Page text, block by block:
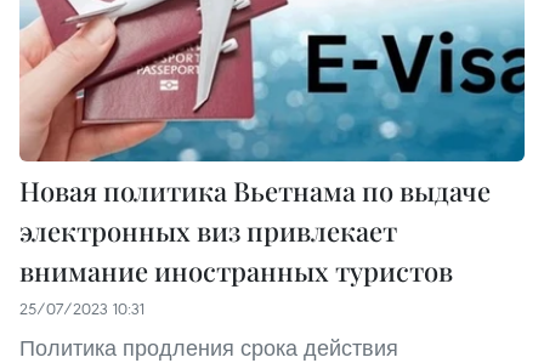
Новая политика Вьетнама по выдаче
электронных виз привлекает
внимание иностранных туристов
25/07/2023 10:31
Политика продления срока действия